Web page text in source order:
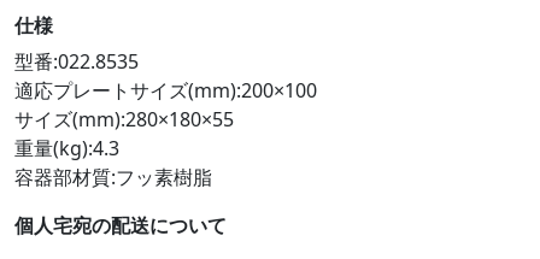
仕様
型番:022.8535
適応プレートサイズ(mm):200×100
サイズ(mm):280×180×55
重量(kg):4.3
容器部材質:フッ素樹脂
個人宅宛の配送について